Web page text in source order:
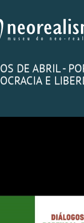
DE ABRIL -
E